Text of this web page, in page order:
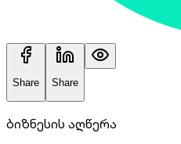
Share Share
ბიზნესის აღწერა